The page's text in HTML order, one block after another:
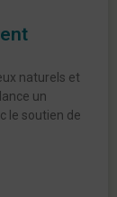
naturels et
un
le soutien de